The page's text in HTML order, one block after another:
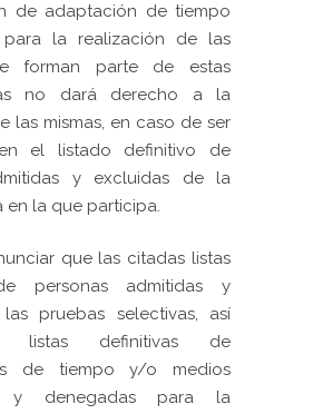
de adaptación de tiempo
la realización de las
forman parte de estas
no dará derecho a la
las mismas, en caso de ser
el listado definitivo de
y excluidas de la
en la que participa.
que las citadas listas
personas admitidas y
pruebas selectivas, así
listas definitivas de
de tiempo y/o medios
y denegadas para la